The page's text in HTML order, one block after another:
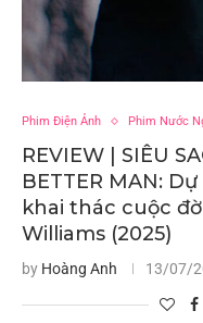
Phim Điện Ảnh Phim Nước
REVIEW | SIÊU
BETTER MAN:
khai thác cuộc
Williams (2025)
by Hoàng Anh 13/07/